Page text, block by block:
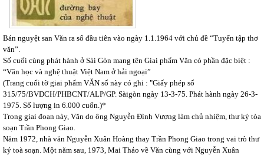
Bán nguyệt san Văn ra số đầu tiên vào ngày 1.1.1964 với chủ đề “Tuyển tập thơ
văn”.
Số cuối cùng phát hành ở Sài Gòn mang tên Giai phẩm Văn có phần đặc biệt :
“Văn học và nghệ thuật Việt Nam ở hải ngoại”
(Trang cuối tờ giai phẩm VĂN số này có ghi : "Giấy phép số
315/75/BVDCH/PHBCNT/ALP/GP. Sàigòn ngày 13-3-75. Phát hành ngày 26-3-
1975. Số lượng in 6.000 cuốn.)*
Trong giai đoạn này, Văn do ông Nguyễn Đình Vượng làm chủ nhiệm, thư ký tòa
soạn Trần Phong Giao.
Năm 1972, nhà văn Nguyễn Xuân Hoàng thay Trần Phong Giao trong vai trò thư
ký toà soạn. Một năm sau, 1973, Mai Thảo về Văn cùng với Nguyễn Xuân